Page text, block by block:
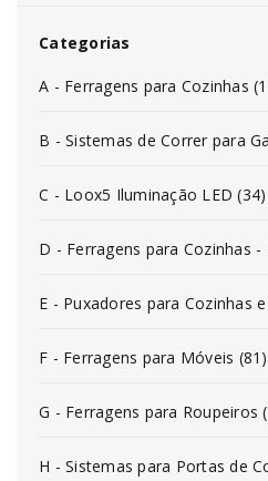
Categorias
A - Ferragens para Cozinhas
B - Sistemas de Correr para
C - Loox5 Iluminação LED (34)
D - Ferragens para Cozinhas -
E - Puxadores para Cozinhas
F - Ferragens para Móveis (81)
G - Ferragens para Roupeiros
H - Sistemas para Portas de